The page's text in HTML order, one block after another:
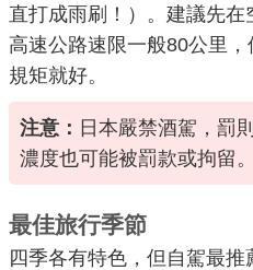
直打成雨刷！）。建議先
高速公路速限一般80公里
規矩就好。
注意： 日本嚴禁酒駕，罰
濃度也可能被罰款或拘留。
最佳旅行季節
四季各有特色，但自駕最